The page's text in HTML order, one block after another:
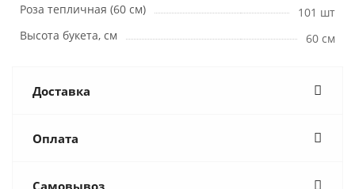
Роза тепличная (60 см)
101 шт
Высота букета, см
60 см
Доставка
Оплата
Самовывоз